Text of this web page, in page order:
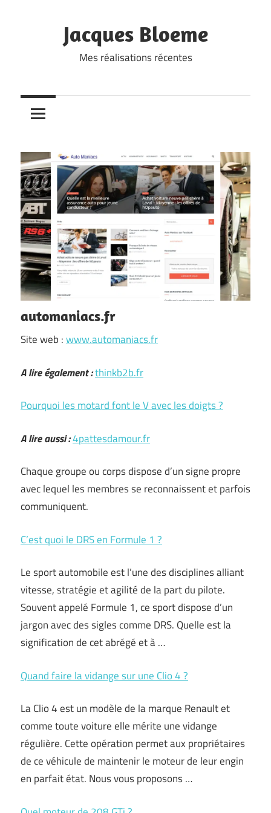
Jacques Bloeme
Mes réalisations récentes
automaniacs.fr
Site web :www.automaniacs.fr
A lire également :thinkb2b.fr
Pourquoi les motard font le V avec les doigts ?
A lire aussi :4pattesdamour.fr
Chaque groupe ou corps dispose d’un signe propre
avec lequel les membres se reconnaissent et parfois
communiquent.
C’est quoi le DRS en Formule 1 ?
Le sport automobile est l’une des disciplines alliant
vitesse, stratégie et agilité de la part du pilote.
Souvent appelé Formule 1, ce sport dispose d’un
jargon avec des sigles comme DRS. Quelle est la
signification de cet abrégé et à …
Quand faire la vidange sur une Clio 4 ?
La Clio 4 est un modèle de la marque Renault et
comme toute voiture elle mérite une vidange
régulière. Cette opération permet aux propriétaires
de ce véhicule de maintenir le moteur de leur engin
en parfait état. Nous vous proposons …